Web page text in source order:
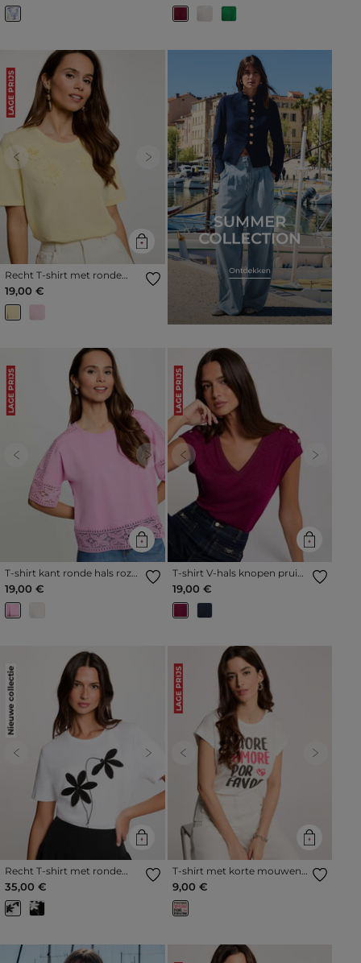
LAGE PRIJS
Previous Next
Recht T-shirt met ronde
hals pastel geel vrouw
19,00 €
LAGE PRIJS
Previous Next
T-shirt kant ronde hals roze
vrouw
19,00 €
LAGE PRIJS
Previous Next
T-shirt V-hals knopen pruim
vrouw
19,00 €
Nieuwe collectie
Previous Next
Recht T-shirt met ronde
hals helder wit vrouw
35,00 €
LAGE PRIJS
Previous Next
T-shirt met korte mouwen
helder wit vrouw
9,00 €